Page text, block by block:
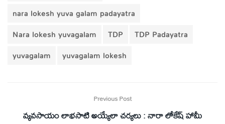
nara lokesh yuva galam padayatra
Nara lokesh yuvagalam
TDP
TDP Padayatra
yuvagalam
yuvagalam lokesh
Previous Post
వ్యవసాయం లాభసాటి అయ్యేలా చర్యలు : నారా లోకేష్ హామీ